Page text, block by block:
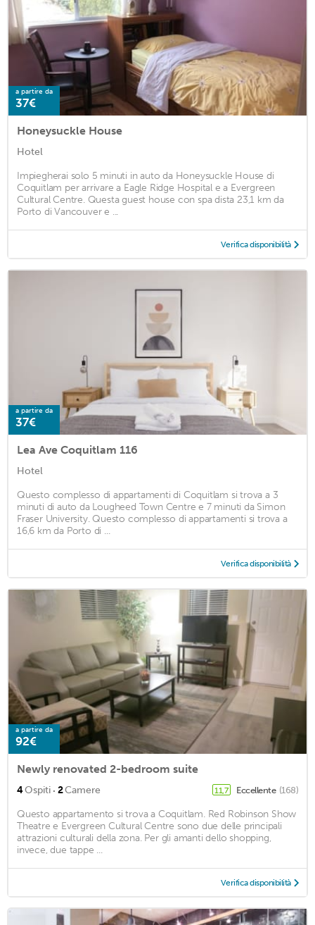
a partire da
37€
Honeysuckle House
Hotel
Impiegherai solo 5 minuti in auto da Honeysuckle House di
Coquitlam per arrivare a Eagle Ridge Hospital e a Evergreen
Cultural Centre. Questa guest house con spa dista 23,1 km da
Porto di Vancouver e ...
Verifica disponibilità
a partire da
37€
Lea Ave Coquitlam 116
Hotel
Questo complesso di appartamenti di Coquitlam si trova a 3
minuti di auto da Lougheed Town Centre e 7 minuti da Simon
Fraser University. Questo complesso di appartamenti si trova a
16,6 km da Porto di ...
Verifica disponibilità
a partire da
92€
Newly renovated 2-bedroom suite
4Ospiti · 2Camere 11,7 Eccellente (168)
Questo appartamento si trova a Coquitlam. Red Robinson Show
Theatre e Evergreen Cultural Centre sono due delle principali
attrazioni culturali della zona. Per gli amanti dello shopping,
invece, due tappe ...
Verifica disponibilità